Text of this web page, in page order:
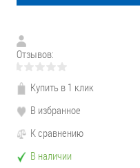
Отзывов:
Купить в 1 клик
В избранное
К сравнению
В наличии